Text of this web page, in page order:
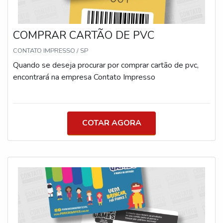
de silicone com jacaré metálico Prazo de Produção
Padrão de 5 dias úteis Pode variar conforme a
quantidade e demanda Consulte para prazos especiais e
entregas urgentes
COMPRAR CARTÃO DE PVC
CONTATO IMPRESSO / SP
Quando se deseja procurar por comprar cartão de pvc,
encontrará na empresa Contato Impresso
COTAR AGORA